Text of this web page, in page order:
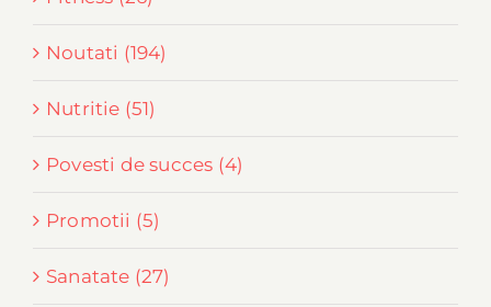
Noutati (194)
Nutritie (51)
Povesti de succes (4)
Promotii (5)
Sanatate (27)